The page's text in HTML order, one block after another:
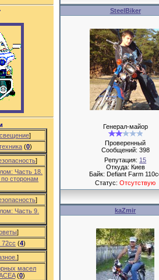
]
(0)
]
Часть 18.
сторонам
]
Часть 9.
]
72cc (4)
]
масел
(0)
SteelBiker
Генерал-майор
Проверенный
Сообщений: 398
Репутация: 15
Откуда: Киев
Байк: Defiant Farm
Статус:Отсутствую
kaZmir